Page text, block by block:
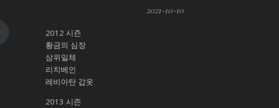
2021-10-10
2012 시즌
황금의 심장
삼위일체
리치베인
레비아탄 갑옷
2013 시즌